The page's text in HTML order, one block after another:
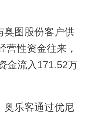
奥图股份客户供
营性资金往来，
金流入171.52万
奥乐客通过优尼